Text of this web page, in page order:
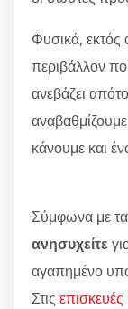
Φυσικά, εκτός
περιβάλλον
ανεβάζει
κάνουμε και
Σύμφωνα με
ανησυχείτε
αγαπημένο
Στις